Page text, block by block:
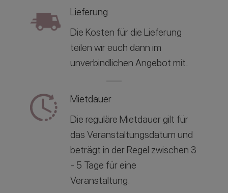
Lieferung
Die Kosten für die Lieferung
teilen wir euch dann im
unverbindlichen Angebot mit.
Mietdauer
Die reguläre Mietdauer gilt für
das Veranstaltungsdatum und
beträgt in der Regel zwischen 3
- 5 Tage für eine
Veranstaltung.